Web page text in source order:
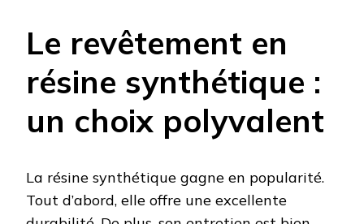
Le revêtement en
résine synthétique :
un choix polyvalent
La résine synthétique gagne en popularité.
Tout d’abord, elle offre une excellente